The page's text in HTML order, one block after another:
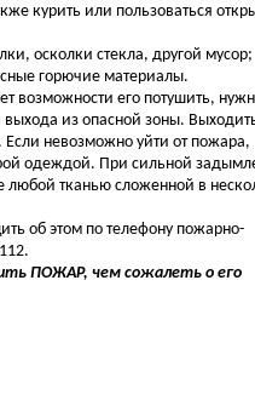
курить или пользоваться
осколки стекла, другой мусор;
горючие материалы.
возможности его потушить,
из опасной зоны.
невозможно уйти от пожара,
одеждой. При сильной
любой тканью сложенной в
об этом по телефону пожарно-
ПОЖАР, чем сожалеть о его